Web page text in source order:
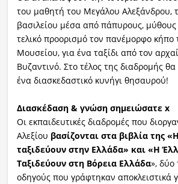
του μαθητή του Μεγάλου Αλεξάνδρου,
βασιλείου μέσα από πάπυρους, μύθους
τελικό προορισμό τον πανέμορφο κήπο
Μουσείου, για ένα ταξίδι από τον
Βυζαντινό. Στο τέλος της διαδρομής
ένα διασκεδαστικό κυνήγι θησαυρού!
Διασκέδαση & γνώση σημειώσατε x
Οι εκπαιδευτικές διαδρομές που
Αλεξίου βασίζονται στα βιβλία της
ταξιδεύουν στην Ελλάδα» και «Η
Ταξιδεύουν στη Βόρεια Ελλάδα», δύο
οδηγούς που γράφτηκαν αποκλειστικά